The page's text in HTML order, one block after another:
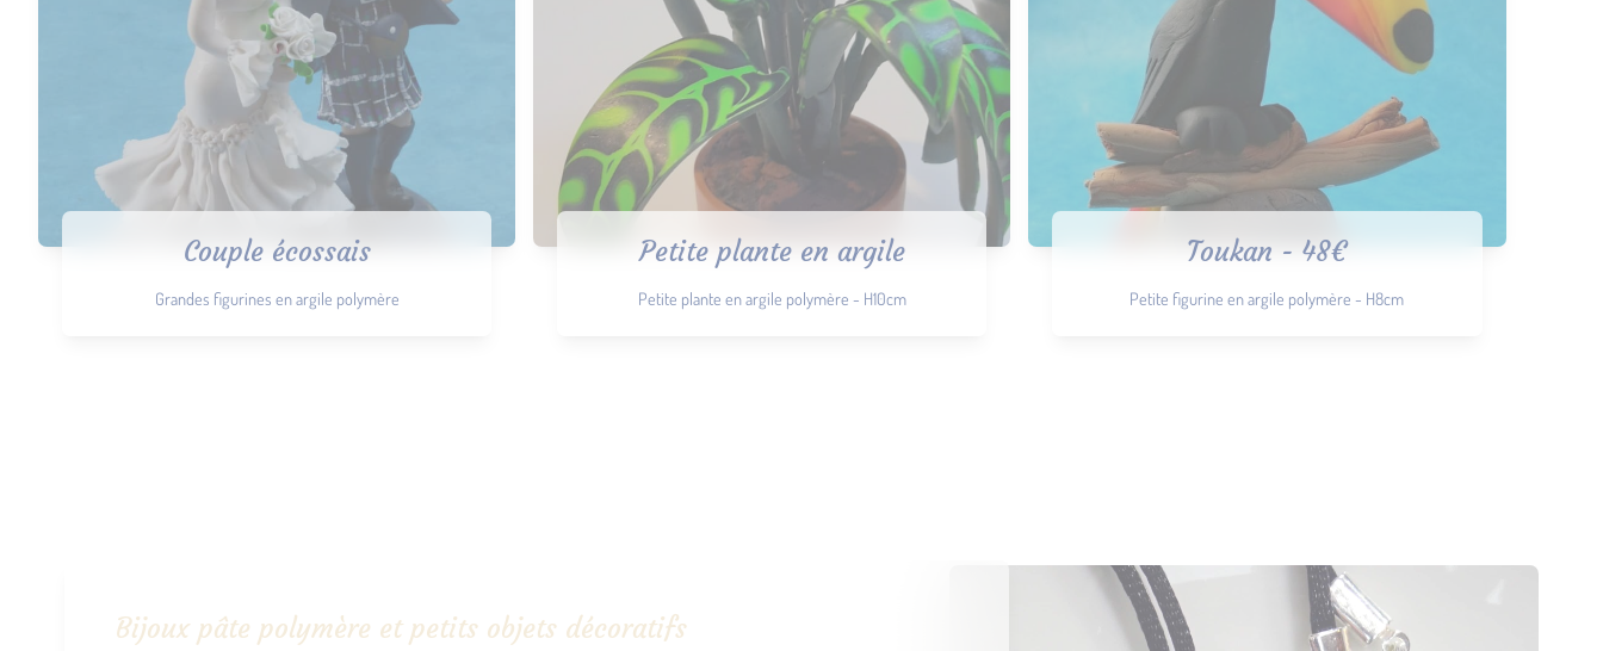
Couple écossais
Grandes figurines en argile polymère
Petite plante en argile
Petite plante en argile polymère - H10cm
Toukan - 48€
Petite figurine en argile polymère - H8cm
Bijoux pâte polymère et petits objets décoratifs